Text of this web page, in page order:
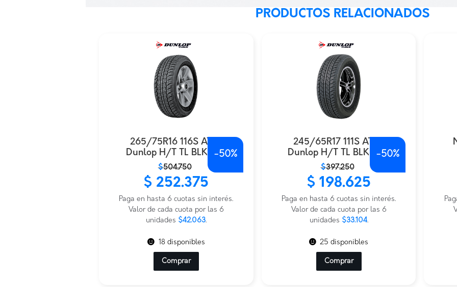
PRODUCTOS RELACIONADOS
265/75R16 116S AT22
Dunlop H/T TL BLK JAP
$504.750
era:
$504.750.
es:
$252.375.
$ 252.375
Paga en hasta 6 cuotas sin interés.
Valor de cada cuota por las 6
unidades $42.063.
-50%
18 disponibles
Comprar
245/65R17 111S AT20
Dunlop H/T TL BLK THA
$397.250
era:
$397.250.
es:
$198.625.
$ 198.625
Paga en hasta 6 cuotas sin interés.
Valor de cada cuota por las 6
unidades $33.104.
-50%
25 disponibles
Comprar
era:
es: